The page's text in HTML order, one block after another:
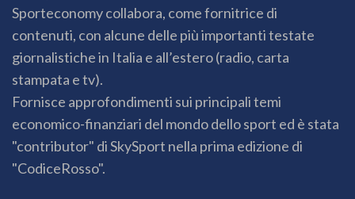
Sporteconomy collabora, come fornitrice di
contenuti, con alcune delle più importanti testate
giornalistiche in Italia e all’estero (radio, carta
stampata e tv).
Fornisce approfondimenti sui principali temi
economico-finanziari del mondo dello sport ed è stata
"contributor" di SkySport nella prima edizione di
"CodiceRosso".